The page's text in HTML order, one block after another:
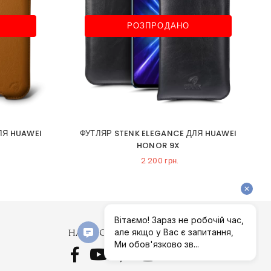
HUAWEI
РОЗПРОДАНО
ФУТЛЯР STENK ELEGANCE ДЛЯ HUAWEI
HONOR 9X
2 200 грн.
НАШІ СОЦІАЛЬНІ МЕРЕЖІ